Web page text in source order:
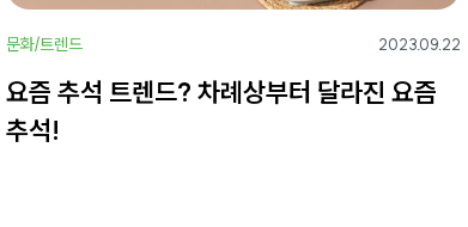
문화/트렌드 2023.09.22
요즘 추석 트렌드? 차례상부터 달라진 요즘
추석!